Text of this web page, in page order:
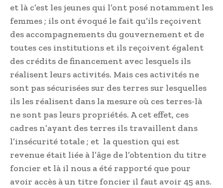
et là c’est les jeunes qui l’ont posé notamment les
femmes ; ils ont évoqué le fait qu’ils reçoivent
des accompagnements du gouvernement et de
toutes ces institutions et ils reçoivent égalent
des crédits de financement avec lesquels ils
réalisent leurs activités. Mais ces activités ne
sont pas sécurisées sur des terres sur lesquelles
ils les réalisent dans la mesure où ces terres-là
ne sont pas leurs propriétés. A cet effet, ces
cadres n’ayant des terres ils travaillent dans
l’insécurité totale ; et la question qui est
revenue était liée à l’âge de l’obtention du titre
foncier et là il nous a été rapporté que pour
avoir accès à un titre foncier il faut avoir 45 ans.